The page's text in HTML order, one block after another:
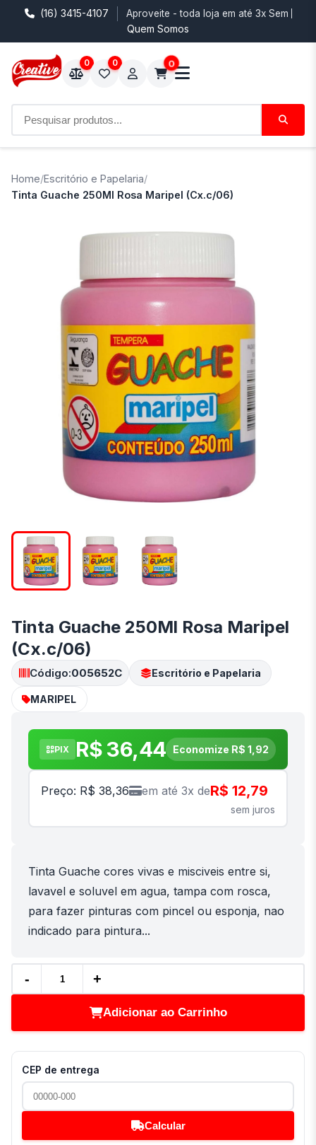
(16) 3415-4107 Aproveite - toda loja em até 3x Sem
Quem Somos
0 0 0
Home/Escritório e Papelaria/
Tinta Guache 250Ml Rosa Maripel (Cx.c/06)
Tinta Guache 250Ml Rosa Maripel
(Cx.c/06)
Código:005652C Escritório e Papelaria
MARIPEL
PIX R$ 36,44 Economize R$ 1,92
Preço: R$ 38,36 em até 3x deR$ 12,79
sem juros
Tinta Guache cores vivas e misciveis entre si,
lavavel e soluvel em agua, tampa com rosca,
para fazer pinturas com pincel ou esponja, nao
indicado para pintura...
- +
Adicionar ao Carrinho
CEP de entrega
Calcular